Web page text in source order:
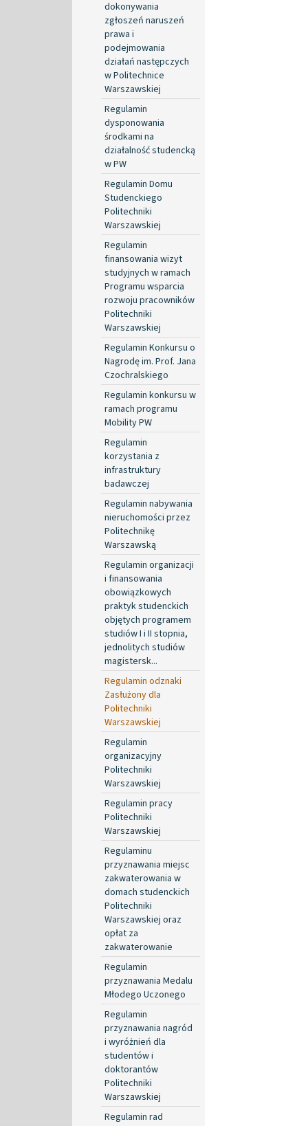
dokonywania
zgłoszeń naruszeń
prawa i
podejmowania
działań następczych
w Politechnice
Warszawskiej
Regulamin
dysponowania
środkami na
działalność studencką
w PW
Regulamin Domu
Studenckiego
Politechniki
Warszawskiej
Regulamin
finansowania wizyt
studyjnych w ramach
Programu wsparcia
rozwoju pracowników
Politechniki
Warszawskiej
Regulamin Konkursu o
Nagrodę im. Prof. Jana
Czochralskiego
Regulamin konkursu w
ramach programu
Mobility PW
Regulamin
korzystania z
infrastruktury
badawczej
Regulamin nabywania
nieruchomości przez
Politechnikę
Warszawską
Regulamin organizacji
i finansowania
obowiązkowych
praktyk studenckich
objętych programem
studiów I i II stopnia,
jednolitych studiów
magistersk...
Regulamin odznaki
Zasłużony dla
Politechniki
Warszawskiej
Regulamin
organizacyjny
Politechniki
Warszawskiej
Regulamin pracy
Politechniki
Warszawskiej
Regulaminu
przyznawania miejsc
zakwaterowania w
domach studenckich
Politechniki
Warszawskiej oraz
opłat za
zakwaterowanie
Regulamin
przyznawania Medalu
Młodego Uczonego
Regulamin
przyznawania nagród
i wyróżnień dla
studentów i
doktorantów
Politechniki
Warszawskiej
Regulamin rad